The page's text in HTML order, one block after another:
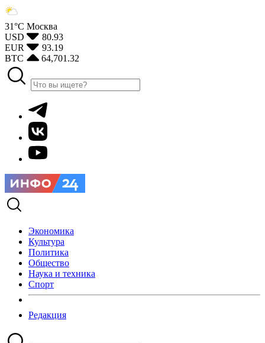
31°С Москва
USD
80.93
EUR
93.19
BTC
64,701.32
Экономика
Культура
Политика
Общество
Наука и техника
Спорт
Редакция